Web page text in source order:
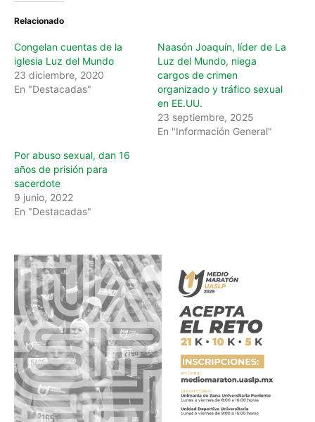
Relacionado
Congelan cuentas de la
iglesia Luz del Mundo
23 diciembre, 2020
En "Destacadas"
Naasón Joaquín, líder de La
Luz del Mundo, niega
cargos de crimen
organizado y tráfico sexual
en EE.UU.
23 septiembre, 2025
En "Información General"
Por abuso sexual, dan 16
años de prisión para
sacerdote
9 junio, 2022
En "Destacadas"